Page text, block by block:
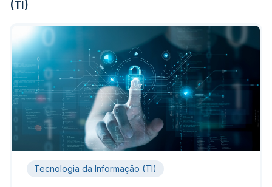
(TI)
Tecnologia da Informação (TI)